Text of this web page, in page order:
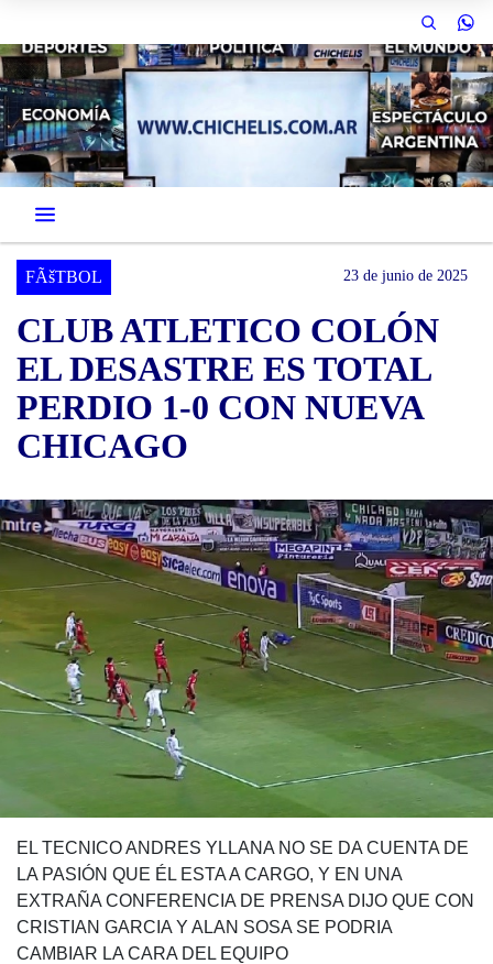
FÃšTBOL 23 de junio de 2025
CLUB ATLETICO COLÓN
EL DESASTRE ES TOTAL
PERDIO 1-0 CON NUEVA
CHICAGO
EL TECNICO ANDRES YLLANA NO SE DA CUENTA DE
LA PASIÓN QUE ÉL ESTA A CARGO, Y EN UNA
EXTRAÑA CONFERENCIA DE PRENSA DIJO QUE CON
CRISTIAN GARCIA Y ALAN SOSA SE PODRIA
CAMBIAR LA CARA DEL EQUIPO